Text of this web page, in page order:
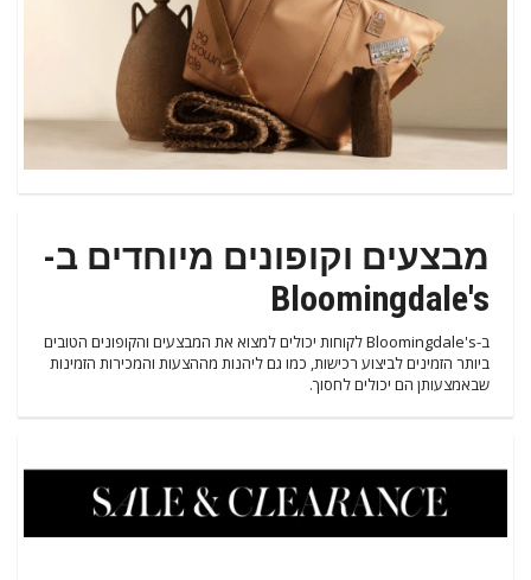
מבצעים וקופונים מיוחדים ב-
Bloomingdale's
ב-Bloomingdale's לקוחות יכולים למצוא את המבצעים והקופונים הטובים
ביותר הזמינים לביצוע רכישות, כמו גם ליהנות מההצעות והמכירות הזמינות
שבאמצעותן הם יכולים לחסוך.